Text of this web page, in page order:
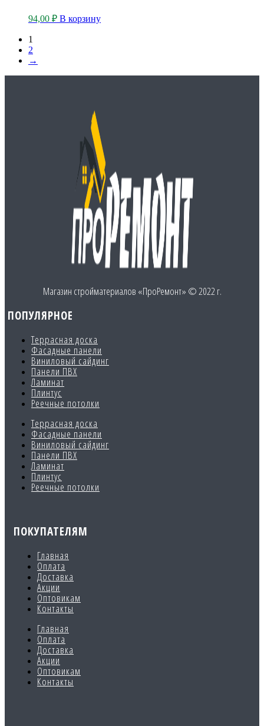
94,00 ₽ В корзину
1
2
→
Магазин стройматериалов «ПроРемонт» © 2022 г.
ПОПУЛЯРНОЕ
Террасная доска
Фасадные панели
Виниловый сайдинг
Панели ПВХ
Ламинат
Плинтус
Реечные потолки
Террасная доска
Фасадные панели
Виниловый сайдинг
Панели ПВХ
Ламинат
Плинтус
Реечные потолки
ПОКУПАТЕЛЯМ
Главная
Оплата
Доставка
Акции
Оптовикам
Контакты
Главная
Оплата
Доставка
Акции
Оптовикам
Контакты